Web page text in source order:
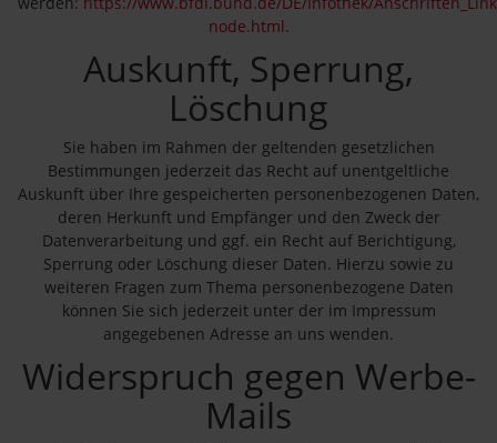
node.html.
Auskunft, Sperrung,
Löschung
Sie haben im Rahmen der geltenden gesetzlichen
Bestimmungen jederzeit das Recht auf unentgeltliche
Auskunft über Ihre gespeicherten personenbezogenen Daten,
deren Herkunft und Empfänger und den Zweck der
Datenverarbeitung und ggf. ein Recht auf Berichtigung,
Sperrung oder Löschung dieser Daten. Hierzu sowie zu
weiteren Fragen zum Thema personenbezogene Daten
können Sie sich jederzeit unter der im Impressum
angegebenen Adresse an uns wenden.
Widerspruch gegen Werbe-
Mails